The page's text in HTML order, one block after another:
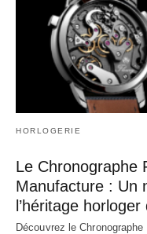
HORLOGERIE
Le Chronographe
Manufacture : Un
l’héritage
Découvrez le